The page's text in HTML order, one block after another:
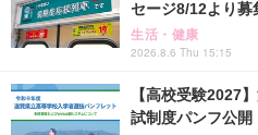
セージ8/12より募
生活・健康
2026.8.6 Thu 15:15
【高校受験2027
試制度パンフ公開